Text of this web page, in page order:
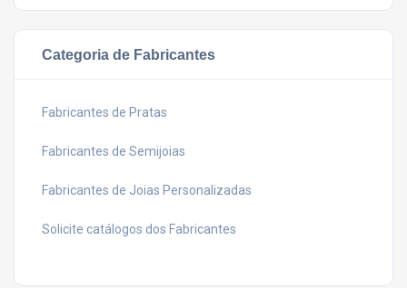
Categoria de Fabricantes
Fabricantes de Pratas
Fabricantes de Semijoias
Fabricantes de Joias Personalizadas
Solicite catálogos dos Fabricantes